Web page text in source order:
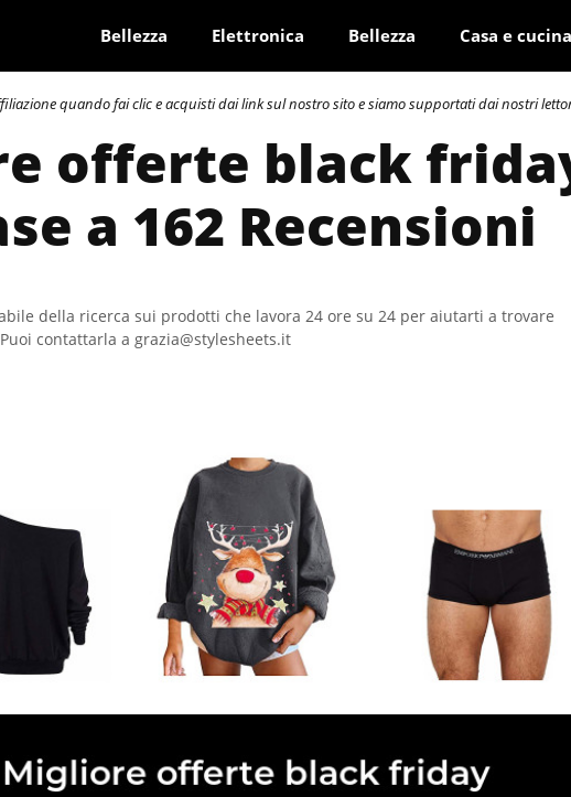
Bellezza Elettronica Bellezza Casa e cucina
quando fai clic e acquisti dai link sul nostro sito e siamo supportati dai nostri
offerte black
a 162 Recensioni
della ricerca sui prodotti che lavora 24 ore su 24 per aiutarti a trovare
contattarla a grazia@stylesheets.it